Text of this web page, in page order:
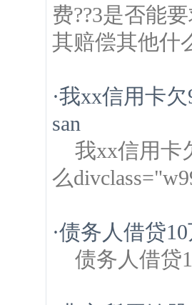
费??3是否能
其赔偿其他什
·我xx信用卡
san
我xx信用卡
么
·债务人借贷
债务人借贷